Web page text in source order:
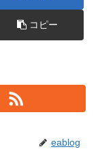
コピー
eablog